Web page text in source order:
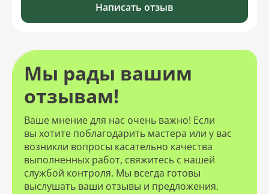
Написать отзыв
Мы рады вашим
отзывам!
Ваше мнение для нас очень важно! Если
вы хотите поблагодарить мастера или у вас
возникли вопросы касательно качества
выполненных работ, свяжитесь с нашей
службой контроля. Мы всегда готовы
выслушать ваши отзывы и предложения.